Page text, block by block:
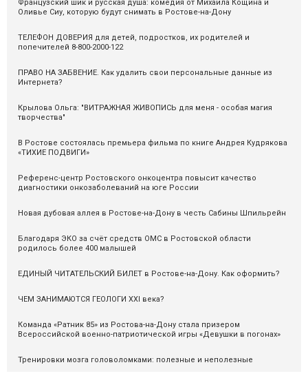
Французский шик и русская душа: комедия от Михаила Кощина и
Оливье Сиу, которую будут снимать в Ростове-на-Дону
ТЕЛЕФОН ДОВЕРИЯ для детей, подростков, их родителей и
попечителей 8-800-2000-122
ПРАВО НА ЗАБВЕНИЕ. Как удалить свои персональные данные из
Интернета?
Крылова Ольга: "ВИТРАЖНАЯ ЖИВОПИСЬ для меня - особая магия
творчества"
В Ростове состоялась премьера фильма по книге Андрея Кудрякова
«ТИХИЕ ПОДВИГИ»
Референс-центр Ростовского онкоцентра повысит качество
диагностики онкозаболеваний на юге России
Новая дубовая аллея в Ростове-на-Дону в честь Сабины Шпильрейн
Благодаря ЭКО за счёт средств ОМС в Ростовской области
родилось более 400 малышей
ЕДИНЫЙ ЧИТАТЕЛЬСКИЙ БИЛЕТ в Ростове-на-Дону. Как оформить?
ЧЕМ ЗАНИМАЮТСЯ ГЕОЛОГИ XXI века?
Команда «Ратник 85» из Ростова-на-Дону стала призером
Всероссийской военно-патриотической игры «Девушки в погонах»
Тренировки мозга головоломками: полезные и неполезные